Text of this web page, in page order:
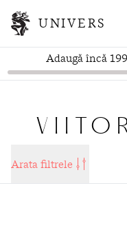
UNIVERS
Adaugă încă
Arata filtrele